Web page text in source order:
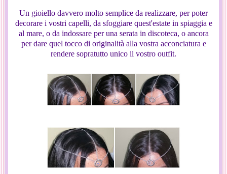
Un gioiello davvero molto semplice da realizzare, per poter
decorare i vostri capelli, da sfoggiare quest'estate in spiaggia e
al mare, o da indossare per una serata in discoteca, o ancora
per dare quel tocco di originalità alla vostra acconciatura e
rendere sopratutto unico il vostro outfit.